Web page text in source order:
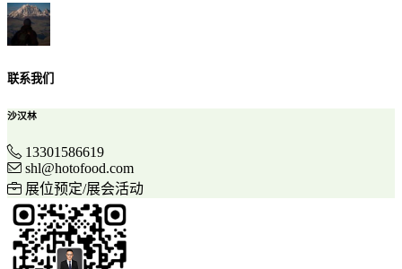
联系我们
沙汉林
13301586619
shl@hotofood.com
展位预定/展会活动